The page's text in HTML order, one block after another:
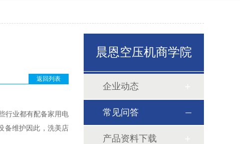
返回列表
行业都有配备家用电
备维护因此，洗美店
晨恩空压机商学院
企业动态
常见问答
产品资料下载